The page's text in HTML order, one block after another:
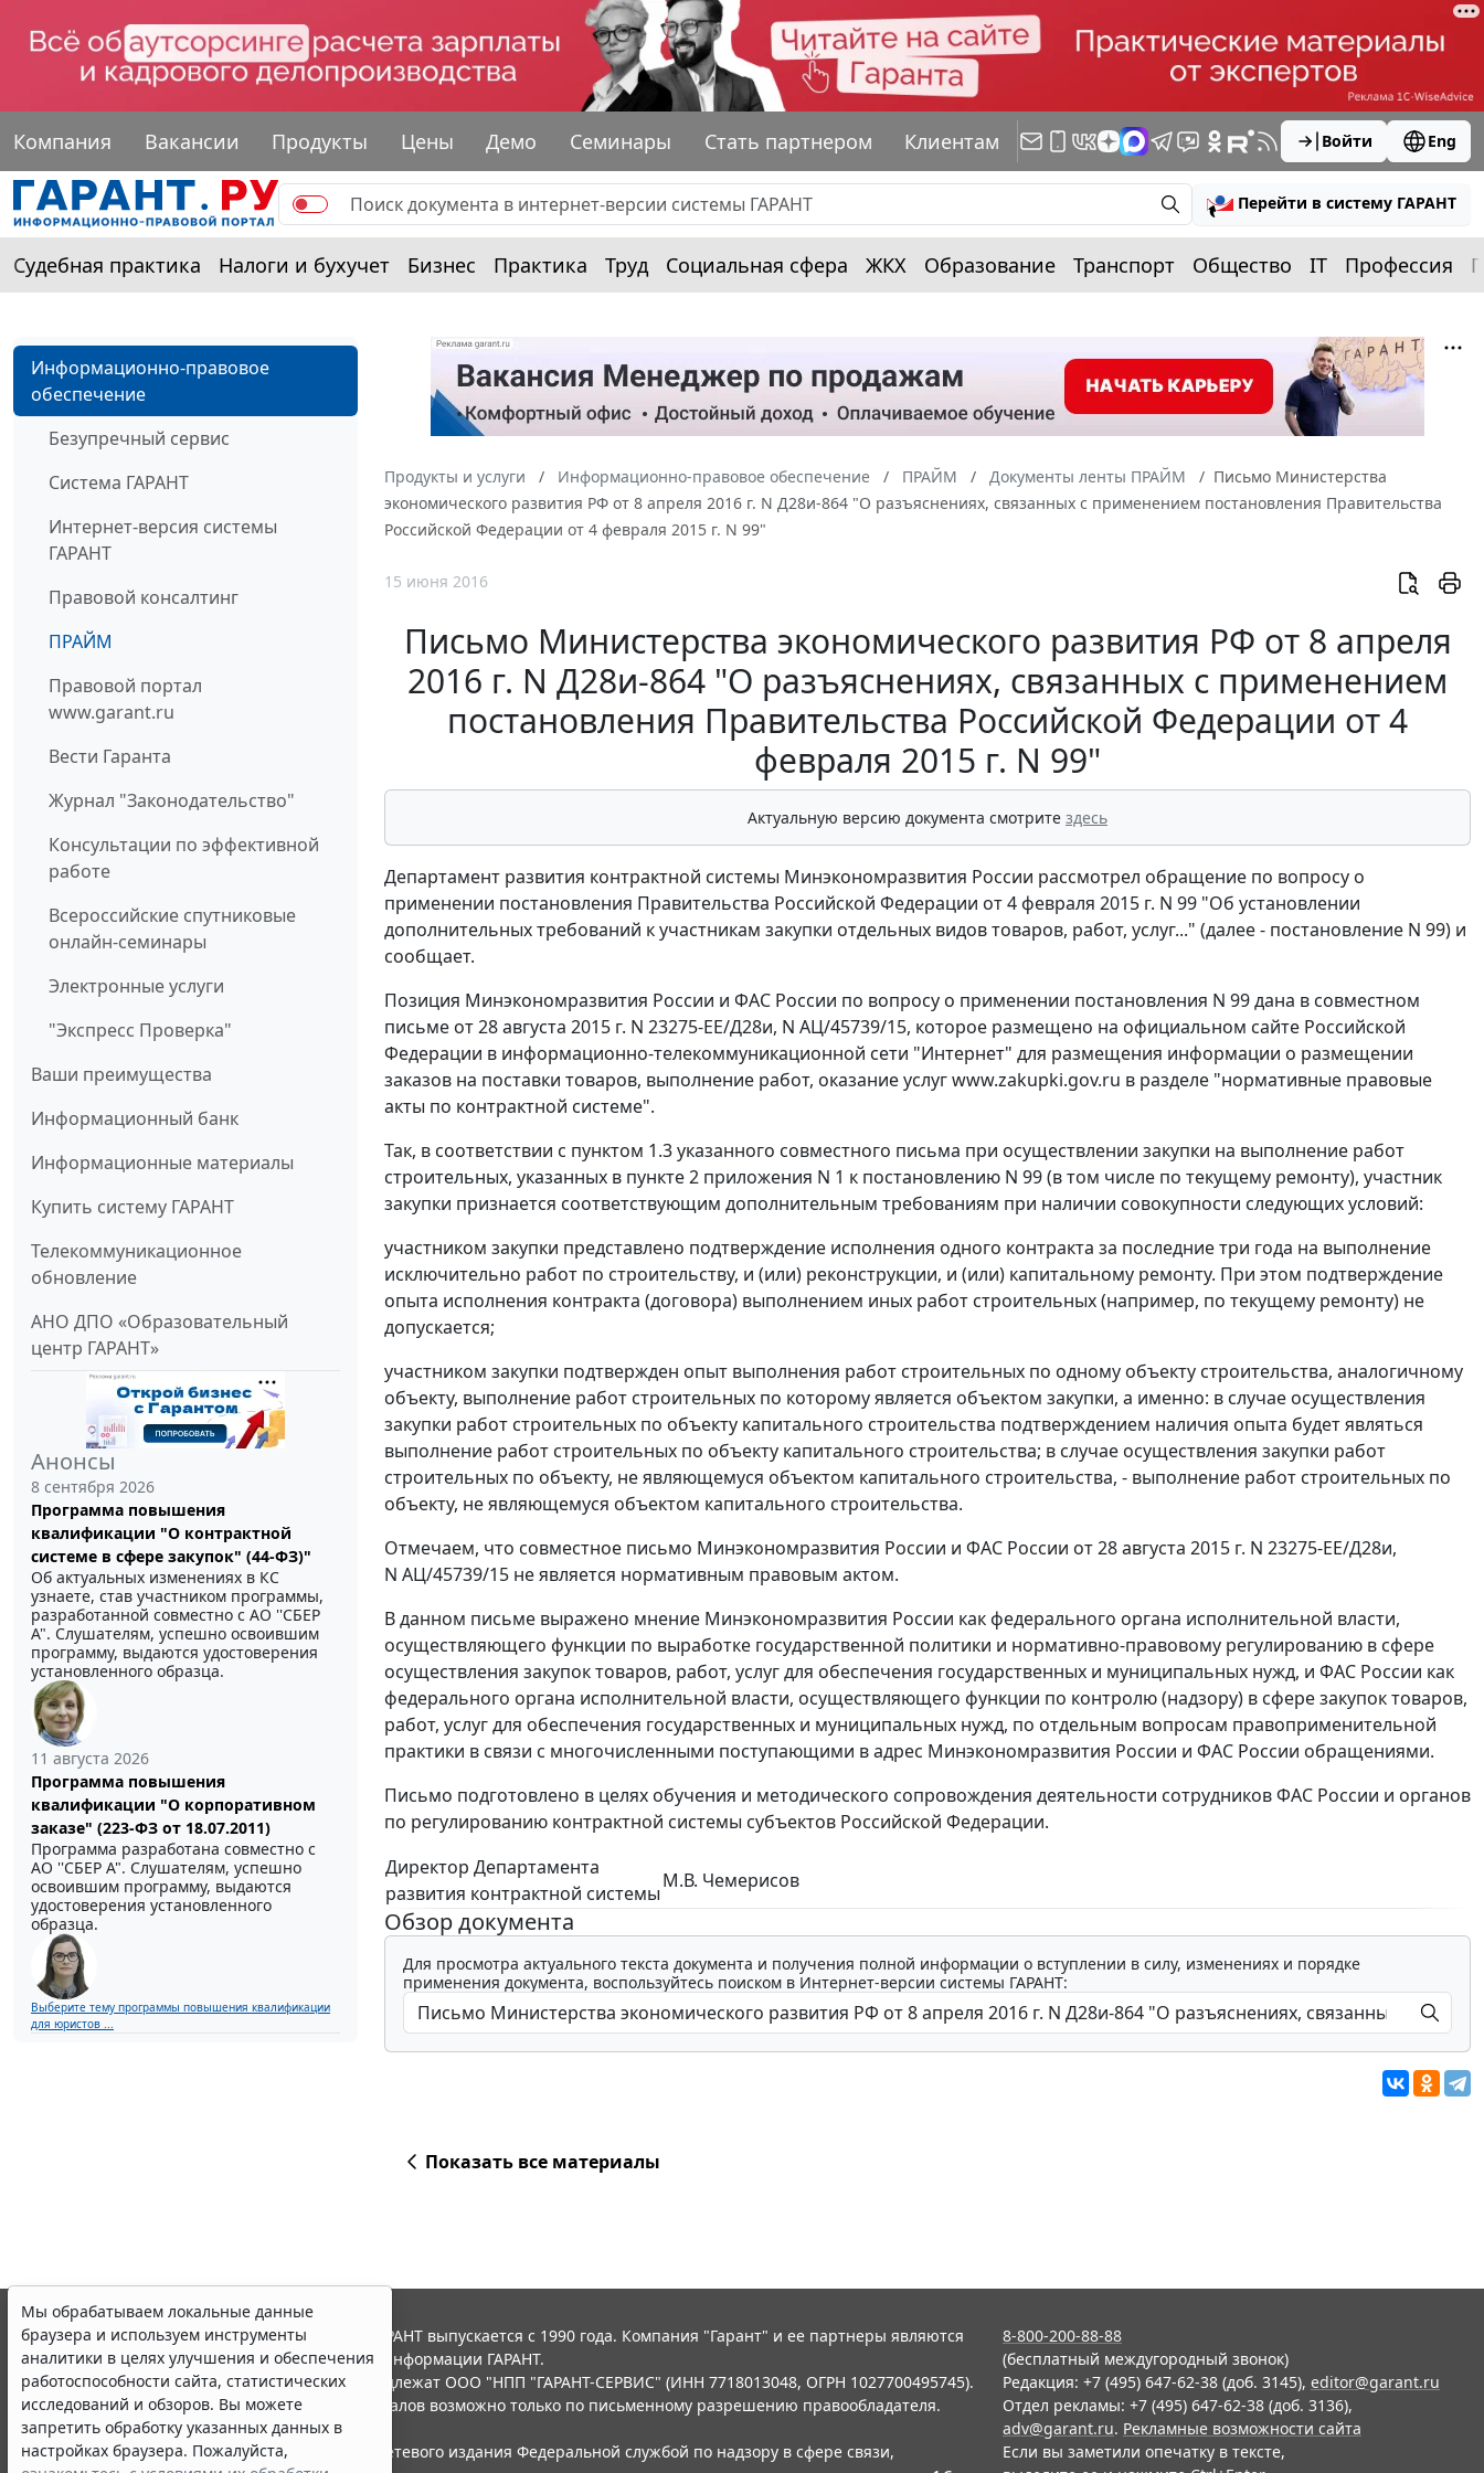
Компания Вакансии Продукты Цены Демо Семинары Стать партнером Клиентам Войти Eng
Перейти в систему ГАРАНТ
Судебная практика Налоги и бухучет Бизнес Практика Труд Социальная сфера ЖКХ Образование Транспорт Общество IT Профессия
Информационно-правовое
обеспечение
Безупречный сервис
Система ГАРАНТ
Интернет-версия системы
ГАРАНТ
Правовой консалтинг
ПРАЙМ
Правовой портал
www.garant.ru
Вести Гаранта
Журнал "Законодательство"
Консультации по эффективной
работе
Всероссийские спутниковые
онлайн-семинары
Электронные услуги
"Экспресс Проверка"
Ваши преимущества
Информационный банк
Информационные материалы
Купить систему ГАРАНТ
Телекоммуникационное
обновление
АНО ДПО «Образовательный
центр ГАРАНТ»
Анонсы
8 сентября 2026
Программа повышения
квалификации "О контрактной
системе в сфере закупок" (44-ФЗ)"
Об актуальных изменениях в КС
узнаете, став участником программы,
разработанной совместно с АО ''СБЕР
А". Слушателям, успешно освоившим
программу, выдаются удостоверения
установленного образца.
11 августа 2026
Программа повышения
квалификации "О корпоративном
заказе" (223-ФЗ от 18.07.2011)
Программа разработана совместно с
АО ''СБЕР А". Слушателям, успешно
освоившим программу, выдаются
удостоверения установленного
образца.
Выберите тему программы повышения квалификации
для юристов ...
Продукты и услуги Информационно-правовое обеспечение ПРАЙМ Документы ленты ПРАЙМ
Письмо Министерства
экономического развития РФ от 8 апреля 2016 г. N Д28и-864 "О разъяснениях, связанных с применением постановления Правительства
Российской Федерации от 4 февраля 2015 г. N 99"
15 июня 2016
Письмо Министерства экономического развития РФ от 8 апреля
2016 г. N Д28и-864 "О разъяснениях, связанных с применением
постановления Правительства Российской Федерации от 4
февраля 2015 г. N 99"
Актуальную версию документа смотрите здесь
Департамент развития контрактной системы Минэкономразвития России рассмотрел обращение по вопросу о
применении постановления Правительства Российской Федерации от 4 февраля 2015 г. N 99 "Об установлении
дополнительных требований к участникам закупки отдельных видов товаров, работ, услуг..." (далее - постановление N 99) и
сообщает.
Позиция Минэкономразвития России и ФАС России по вопросу о применении постановления N 99 дана в совместном
письме от 28 августа 2015 г. N 23275-ЕЕ/Д28и, N АЦ/45739/15, которое размещено на официальном сайте Российской
Федерации в информационно-телекоммуникационной сети "Интернет" для размещения информации о размещении
заказов на поставки товаров, выполнение работ, оказание услуг www.zakupki.gov.ru в разделе "нормативные правовые
акты по контрактной системе".
Так, в соответствии с пунктом 1.3 указанного совместного письма при осуществлении закупки на выполнение работ
строительных, указанных в пункте 2 приложения N 1 к постановлению N 99 (в том числе по текущему ремонту), участник
закупки признается соответствующим дополнительным требованиям при наличии совокупности следующих условий:
участником закупки представлено подтверждение исполнения одного контракта за последние три года на выполнение
исключительно работ по строительству, и (или) реконструкции, и (или) капитальному ремонту. При этом подтверждение
опыта исполнения контракта (договора) выполнением иных работ строительных (например, по текущему ремонту) не
допускается;
участником закупки подтвержден опыт выполнения работ строительных по одному объекту строительства, аналогичному
объекту, выполнение работ строительных по которому является объектом закупки, а именно: в случае осуществления
закупки работ строительных по объекту капитального строительства подтверждением наличия опыта будет являться
выполнение работ строительных по объекту капитального строительства; в случае осуществления закупки работ
строительных по объекту, не являющемуся объектом капитального строительства, - выполнение работ строительных по
объекту, не являющемуся объектом капитального строительства.
Отмечаем, что совместное письмо Минэкономразвития России и ФАС России от 28 августа 2015 г. N 23275-ЕЕ/Д28и,
N АЦ/45739/15 не является нормативным правовым актом.
В данном письме выражено мнение Минэкономразвития России как федерального органа исполнительной власти,
осуществляющего функции по выработке государственной политики и нормативно-правовому регулированию в сфере
осуществления закупок товаров, работ, услуг для обеспечения государственных и муниципальных нужд, и ФАС России как
федерального органа исполнительной власти, осуществляющего функции по контролю (надзору) в сфере закупок товаров,
работ, услуг для обеспечения государственных и муниципальных нужд, по отдельным вопросам правоприменительной
практики в связи с многочисленными поступающими в адрес Минэкономразвития России и ФАС России обращениями.
Письмо подготовлено в целях обучения и методического сопровождения деятельности сотрудников ФАС России и органов
по регулированию контрактной системы субъектов Российской Федерации.
Директор Департамента
развития контрактной системы
М.В. Чемерисов
Обзор документа
Для просмотра актуального текста документа и получения полной информации о вступлении в силу, изменениях и порядке
применения документа, воспользуйтесь поиском в Интернет-версии системы ГАРАНТ:
Показать все материалы
Мы обрабатываем локальные данные
браузера и используем инструменты
аналитики в целях улучшения и обеспечения
работоспособности сайта, статистических
исследований и обзоров. Вы можете
запретить обработку указанных данных в
настройках браузера. Пожалуйста,
© ООО "НПП "ГАРАНТ-СЕРВИС", 2026. Система ГАРАНТ выпускается с 1990 года. Компания "Гарант" и ее партнеры являются
участниками Российской ассоциации правовой информации ГАРАНТ.
Все права на материалы сайта ГАРАНТ.РУ принадлежат ООО "НПП "ГАРАНТ-СЕРВИС" (ИНН 7718013048, ОГРН 1027700495745).
Полное или частичное воспроизведение материалов возможно только по письменному разрешению правообладателя.
Правила использования портала.
Портал ГАРАНТ.РУ зарегистрирован в качестве сетевого издания Федеральной службой по надзору в сфере связи,
8-800-200-88-88
(бесплатный междугородный звонок)
Редакция: +7 (495) 647-62-38 (доб. 3145), editor@garant.ru
Отдел рекламы: +7 (495) 647-62-38 (доб. 3136),
adv@garant.ru. Рекламные возможности сайта
Если вы заметили опечатку в тексте,